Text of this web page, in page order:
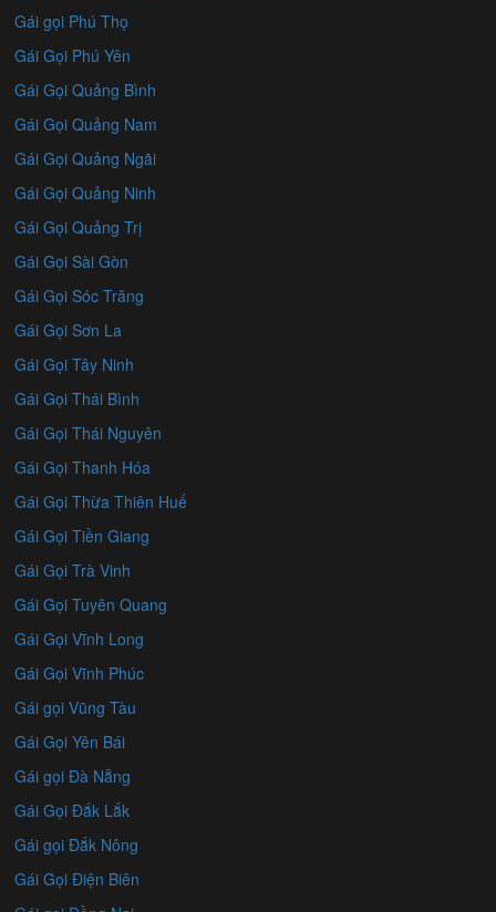
Gái gọi Phú Thọ
Gái Gọi Phú Yên
Gái Gọi Quảng Bình
Gái Gọi Quảng Nam
Gái Gọi Quảng Ngãi
Gái Gọi Quảng Ninh
Gái Gọi Quảng Trị
Gái Gọi Sài Gòn
Gái Gọi Sóc Trăng
Gái Gọi Sơn La
Gái Gọi Tây Ninh
Gái Gọi Thái Bình
Gái Gọi Thái Nguyên
Gái Gọi Thanh Hóa
Gái Gọi Thừa Thiên Huế
Gái Gọi Tiền Giang
Gái Gọi Trà Vinh
Gái Gọi Tuyên Quang
Gái Gọi Vĩnh Long
Gái Gọi Vĩnh Phúc
Gái gọi Vũng Tàu
Gái Gọi Yên Bái
Gái gọi Đà Nẵng
Gái Gọi Đắk Lắk
Gái gọi Đắk Nông
Gái Gọi Điện Biên